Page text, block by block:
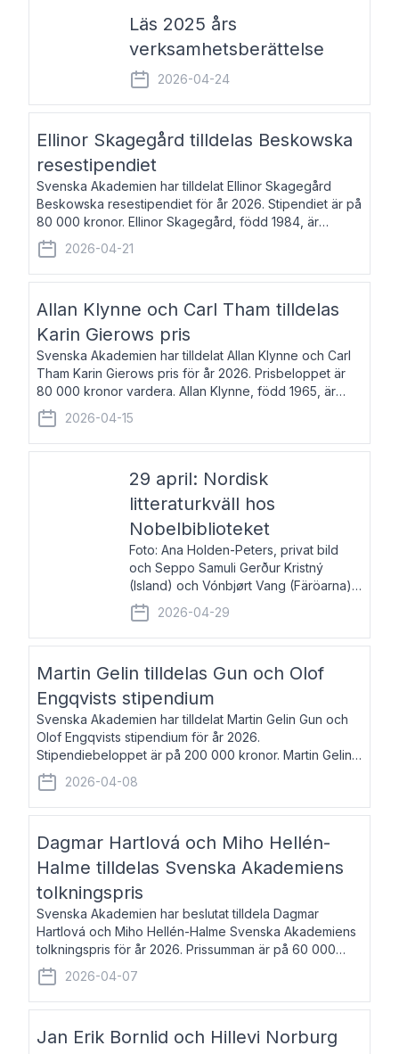
Läs 2025 års
verksamhetsberättelse
2026-04-24
Ellinor Skagegård tilldelas Beskowska
resestipendiet
Svenska Akademien har tilldelat Ellinor Skagegård
Beskowska resestipendiet för år 2026. Stipendiet är på
80 000 kronor. Ellinor Skagegård, född 1984, är
författare, journalist och musiker. Hon skriver
återkommande för Svenska Dagbladet, Ups
2026-04-21
Allan Klynne och Carl Tham tilldelas
Karin Gierows pris
Svenska Akademien har tilldelat Allan Klynne och Carl
Tham Karin Gierows pris för år 2026. Prisbeloppet är
80 000 kronor vardera. Allan Klynne, född 1965, är
arkeolog, författare, översättare och fil.dr i antikens
kultur och samhällsliv. Ut
2026-04-15
29 april: Nordisk
litteraturkväll hos
Nobelbiblioteket
Foto: Ana Holden-Peters, privat bild
och Seppo Samuli Gerður Kristný
(Island) och Vónbjørt Vang (Färöarna)
läser ur sina verk och samtalar med
John Swedenmark. De läser upp på
färöiska, isländska och svenska och
2026-04-29
Martin Gelin tilldelas Gun och Olof
Engqvists stipendium
Svenska Akademien har tilldelat Martin Gelin Gun och
Olof Engqvists stipendium för år 2026.
Stipendiebeloppet är på 200 000 kronor. Martin Gelin,
född 1978, är journalist och författare. Han lever
numera i Paris men var under många år bosat
2026-04-08
Dagmar Hartlová och Miho Hellén-
Halme tilldelas Svenska Akademiens
tolkningspris
Svenska Akademien har beslutat tilldela Dagmar
Hartlová och Miho Hellén-Halme Svenska Akademiens
tolkningspris för år 2026. Prissumman är på 60 000
kronor var. Dagmar Hartlová, född 1951, översätter
huvudsakligen från svenska till tjeckiska
2026-04-07
Jan Erik Bornlid och Hillevi Norburg